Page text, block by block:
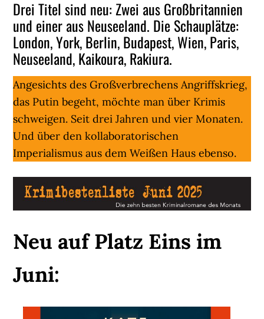
Drei Titel sind neu: Zwei aus Großbritannien
und einer aus Neuseeland. Die Schauplätze:
London, York, Berlin, Budapest, Wien, Paris,
Neuseeland, Kaikoura, Rakiura.
Angesichts des Großverbrechens Angriffskrieg,
das Putin begeht, möchte man über Krimis
schweigen. Seit drei Jahren und vier Monaten.
Und über den kollaboratorischen
Imperialismus aus dem Weißen Haus ebenso.
Neu auf Platz Eins im
Juni: